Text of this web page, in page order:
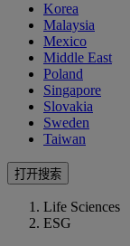
Korea
Malaysia
Mexico
Middle East
Poland
Singapore
Slovakia
Sweden
Taiwan
打开搜索
Life Sciences
ESG